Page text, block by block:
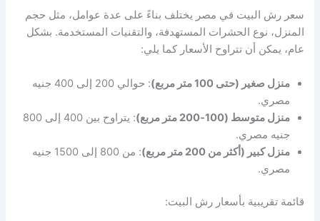
سعر رش البيت في مصر يختلف بناءً على عدة عوامل، مثل حجم
المنزل، نوع الحشرات المستهدفة، والتقنيات المستخدمة. بشكل
عام، يمكن أن تتراوح الأسعار كما يلي:
منزل صغير (حتى 100 متر مربع)
: حوالي 200 إلى 400 جنيه
مصري.
منزل متوسط (100-200 متر مربع)
: يتراوح بين 400 إلى 800
جنيه مصري.
منزل كبير (أكثر من 200 متر مربع)
: من 800 إلى 1500 جنيه
مصري.
قائمة تقريبية بأسعار رش البيت: